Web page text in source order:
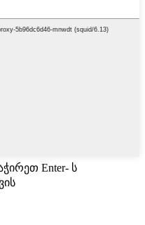
Enter- ს